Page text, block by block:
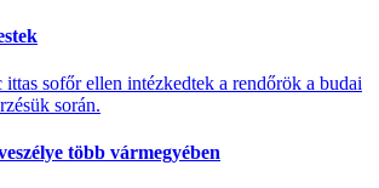
ittas sofőr ellen intézkedtek a rendőrök a budai
során.
több vármegyében